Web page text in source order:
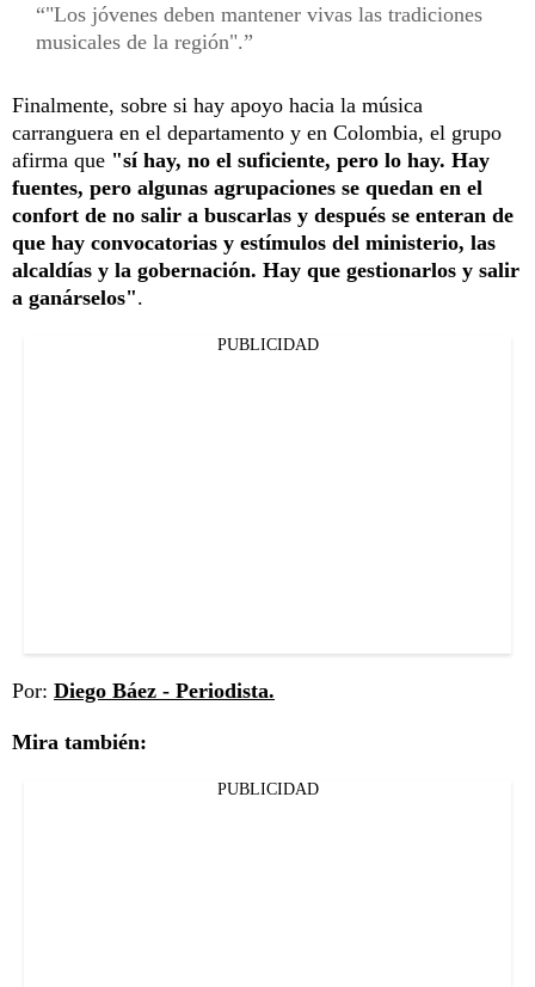
"Los jóvenes deben mantener vivas las tradiciones
musicales de la región".
Finalmente, sobre si hay apoyo hacia la música
carranguera en el departamento y en Colombia, el grupo
afirma que "sí hay, no el suficiente, pero lo hay. Hay
fuentes, pero algunas agrupaciones se quedan en el
confort de no salir a buscarlas y después se enteran de
que hay convocatorias y estímulos del ministerio, las
alcaldías y la gobernación. Hay que gestionarlos y salir
a ganárselos".
PUBLICIDAD
Por: Diego Báez - Periodista.
Mira también:
PUBLICIDAD